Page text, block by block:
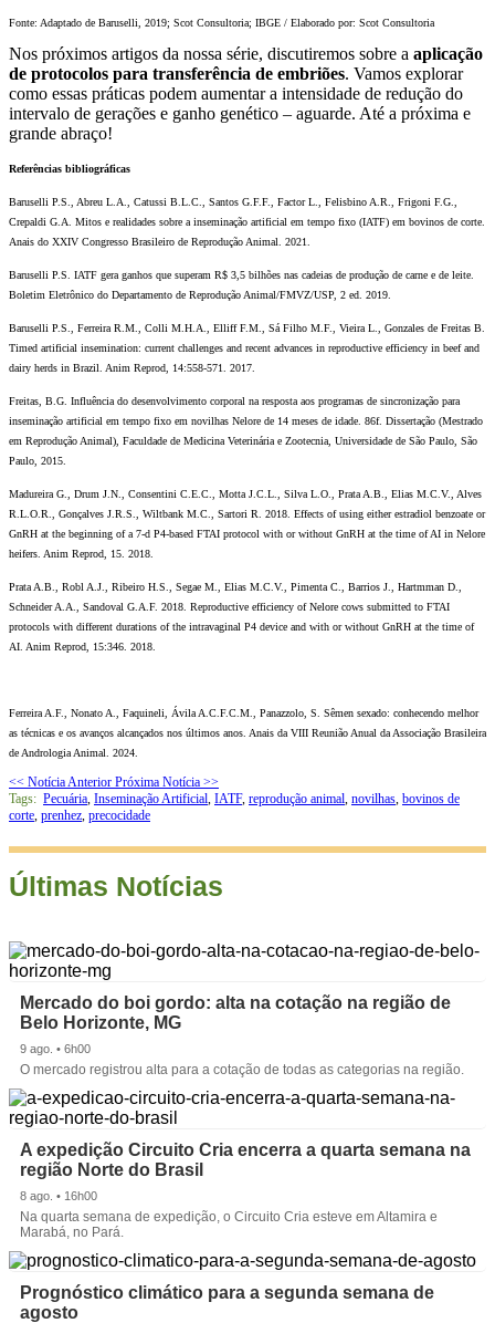
Fonte: Adaptado de Baruselli, 2019; Scot Consultoria; IBGE / Elaborado por: Scot Consultoria
Nos próximos artigos da nossa série, discutiremos sobre a aplicação
de protocolos para transferência de embriões. Vamos explorar
como essas práticas podem aumentar a intensidade de redução do
intervalo de gerações e ganho genético – aguarde. Até a próxima e
grande abraço!
Referências bibliográficas
Baruselli P.S., Abreu L.A., Catussi B.L.C., Santos G.F.F., Factor L., Felisbino A.R., Frigoni F.G.,
Crepaldi G.A. Mitos e realidades sobre a inseminação artificial em tempo fixo (IATF) em bovinos de corte.
Anais do XXIV Congresso Brasileiro de Reprodução Animal. 2021.
Baruselli P.S. IATF gera ganhos que superam R$ 3,5 bilhões nas cadeias de produção de carne e de leite.
Boletim Eletrônico do Departamento de Reprodução Animal/FMVZ/USP, 2 ed. 2019.
Baruselli P.S., Ferreira R.M., Colli M.H.A., Elliff F.M., Sá Filho M.F., Vieira L., Gonzales de Freitas B.
Timed artificial insemination: current challenges and recent advances in reproductive efficiency in beef and
dairy herds in Brazil. Anim Reprod, 14:558-571. 2017.
Freitas, B.G. Influência do desenvolvimento corporal na resposta aos programas de sincronização para
inseminação artificial em tempo fixo em novilhas Nelore de 14 meses de idade. 86f. Dissertação (Mestrado
em Reprodução Animal), Faculdade de Medicina Veterinária e Zootecnia, Universidade de São Paulo, São
Paulo, 2015.
Madureira G., Drum J.N., Consentini C.E.C., Motta J.C.L., Silva L.O., Prata A.B., Elias M.C.V., Alves
R.L.O.R., Gonçalves J.R.S., Wiltbank M.C., Sartori R. 2018. Effects of using either estradiol benzoate or
GnRH at the beginning of a 7-d P4-based FTAI protocol with or without GnRH at the time of AI in Nelore
heifers. Anim Reprod, 15. 2018.
Prata A.B., Robl A.J., Ribeiro H.S., Segae M., Elias M.C.V., Pimenta C., Barrios J., Hartmman D.,
Schneider A.A., Sandoval G.A.F. 2018. Reproductive efficiency of Nelore cows submitted to FTAI
protocols with different durations of the intravaginal P4 device and with or without GnRH at the time of
AI. Anim Reprod, 15:346. 2018.
Ferreira A.F., Nonato A., Faquineli, Ávila A.C.F.C.M., Panazzolo, S. Sêmen sexado: conhecendo melhor
as técnicas e os avanços alcançados nos últimos anos. Anais da VIII Reunião Anual da Associação Brasileira
de Andrologia Animal. 2024.
<< Notícia Anterior Próxima Notícia >>
Tags: Pecuária, Inseminação Artificial, IATF, reprodução animal, novilhas, bovinos de
corte, prenhez, precocidade
Últimas Notícias
Mercado do boi gordo: alta na cotação na região de
Belo Horizonte, MG
9 ago. • 6h00
O mercado registrou alta para a cotação de todas as categorias na região.
A expedição Circuito Cria encerra a quarta semana na
região Norte do Brasil
8 ago. • 16h00
Na quarta semana de expedição, o Circuito Cria esteve em Altamira e
Marabá, no Pará.
Prognóstico climático para a segunda semana de
agosto